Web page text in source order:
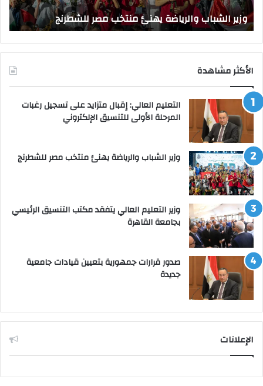
وزير الشباب والرياضة يهنئ منتخب مصر للشطرنج
الأكثر مشاهدة
التعليم العالي: إقبال متزايد على تسجيل رغبات
المرحلة الأولى للتنسيق الإلكتروني
وزير الشباب والرياضة يهنئ منتخب مصر للشطرنج
وزير التعليم العالي يتفقد مكتب التنسيق الرئيسي
بجامعة القاهرة
صدور قرارات جمهورية بتعيين قيادات جامعية
جديدة
الإعلانات